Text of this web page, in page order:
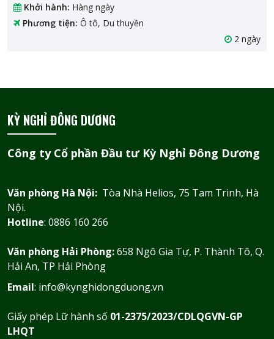
Khởi hành: Hàng ngày
Phương tiện: Ô tô, Du thuyền
2 ngày
KỲ NGHỈ ĐÔNG DƯƠNG
Công ty Cổ phần Đầu tư Kỳ Nghỉ Đông Dương
Văn phòng Hà Nội: Tòa Nhà Helios, 75 Tam Trinh, Hà
Nội.
Hotline: 0886 160 266
Văn phòng Hải Phòng:658 Ngô Gia Tự, P. Thành Tô, Q.
Hải An, TP Hải Phòng
Email: info@kynghidongduong.vn
Giấy phép Lữ hành số 01-2375/2023/CDLQGVN-GP
LHQT